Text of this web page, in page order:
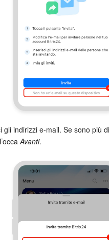
gli indirizzi e-mail. Se sono più
Avanti.